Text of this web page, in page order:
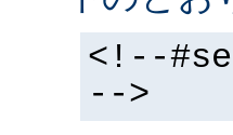
<!--
-->